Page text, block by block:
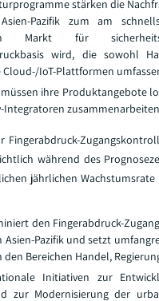
stärken die
Pazifik zum am
Markt für
wird, die sowohl
IoT-Plattformen
ihre Produktangebote
Integratoren
Fingerabdruck-
während des
jährlichen Wachstumsrate
den Fingerabdruck-
Asien-Pazifik und setzt
den Bereichen Handel,
Initiativen zur
zur Modernisierung der